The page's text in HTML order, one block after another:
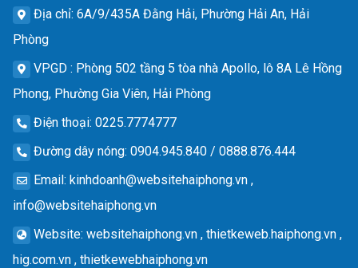
Địa chỉ: 6A/9/435A Đằng Hải, Phường Hải An, Hải
Phòng
VPGD : Phòng 502 tầng 5 tòa nhà Apollo, lô 8A Lê Hồng
Phong, Phường Gia Viên, Hải Phòng
Điện thoại: 0225.7774777
Đường dây nóng: 0904.945.840 / 0888.876.444
Email: kinhdoanh@websitehaiphong.vn ,
info@websitehaiphong.vn
Website: websitehaiphong.vn , thietkeweb.haiphong.vn ,
hig.com.vn , thietkewebhaiphong.vn